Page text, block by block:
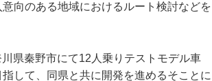
向のある地域におけるルート検討などを
県秦野市にて12人乗りテストモデル車
して、同県と共に開発を進めるそことに